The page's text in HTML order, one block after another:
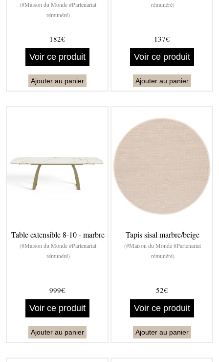
(#Maison du Monde #Partenariat
rémunéré)
182€
Voir ce produit
Ajouter au panier
rémunéré)
137€
Voir ce produit
Ajouter au panier
Table extensible 8-10 - marbre
(#Maison du Monde #Partenariat
rémunéré)
999€
Voir ce produit
Ajouter au panier
Tapis sisal marbre/beige
(#Maison du Monde #Partenariat
rémunéré)
52€
Voir ce produit
Ajouter au panier